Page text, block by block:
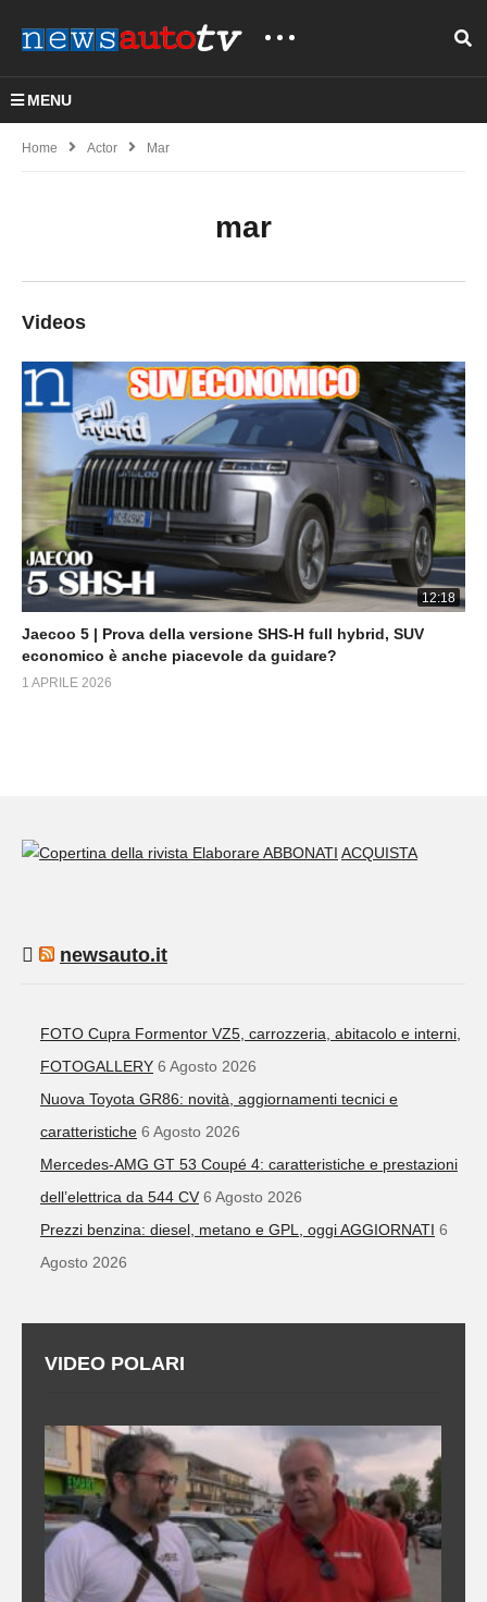
MENU
Home Actor Mar
mar
Videos
12:18
Jaecoo 5 | Prova della versione SHS-H full hybrid, SUV
economico è anche piacevole da guidare?
1 APRILE 2026
ABBONATI ACQUISTA
newsauto.it
FOTO Cupra Formentor VZ5, carrozzeria, abitacolo e interni,
FOTOGALLERY 6 Agosto 2026
Nuova Toyota GR86: novità, aggiornamenti tecnici e
caratteristiche 6 Agosto 2026
Mercedes-AMG GT 53 Coupé 4: caratteristiche e prestazioni
dell’elettrica da 544 CV 6 Agosto 2026
Prezzi benzina: diesel, metano e GPL, oggi AGGIORNATI 6
Agosto 2026
VIDEO POLARI